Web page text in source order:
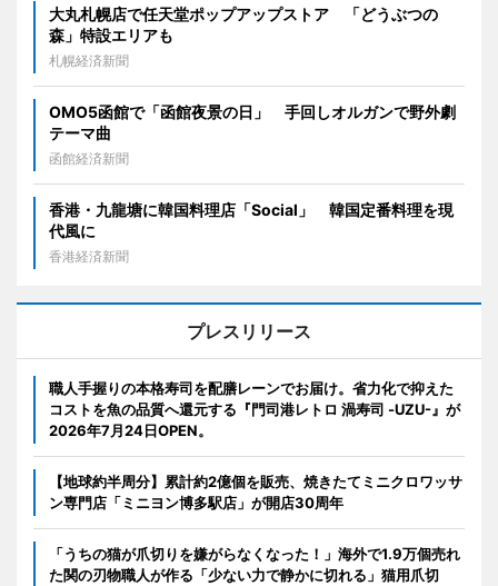
大丸札幌店で任天堂ポップアップストア 「どうぶつの
森」特設エリアも
札幌経済新聞
OMO5函館で「函館夜景の日」 手回しオルガンで野外劇
テーマ曲
函館経済新聞
香港・九龍塘に韓国料理店「Social」 韓国定番料理を現
代風に
香港経済新聞
プレスリリース
職人手握りの本格寿司を配膳レーンでお届け。省力化で抑えた
コストを魚の品質へ還元する『門司港レトロ 渦寿司 -UZU-』が
2026年7月24日OPEN。
【地球約半周分】累計約2億個を販売、焼きたてミニクロワッサ
ン専門店「ミニヨン博多駅店」が開店30周年
「うちの猫が爪切りを嫌がらなくなった！」海外で1.9万個売れ
た関の刃物職人が作る「少ない力で静かに切れる」猫用爪切